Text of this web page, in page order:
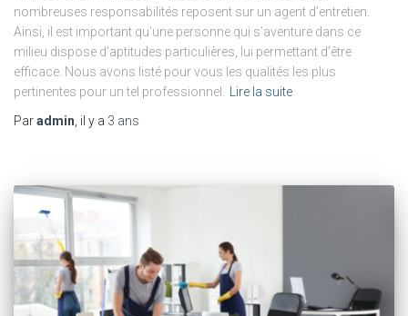
nombreuses responsabilités reposent sur un agent d’entretien.
Ainsi, il est important qu’une personne qui s’aventure dans ce
milieu dispose d’aptitudes particulières, lui permettant d’être
efficace. Nous avons listé pour vous les qualités les plus
pertinentes pour un tel professionnel.
Lire la suite
Paradmin , il y a 3 ans